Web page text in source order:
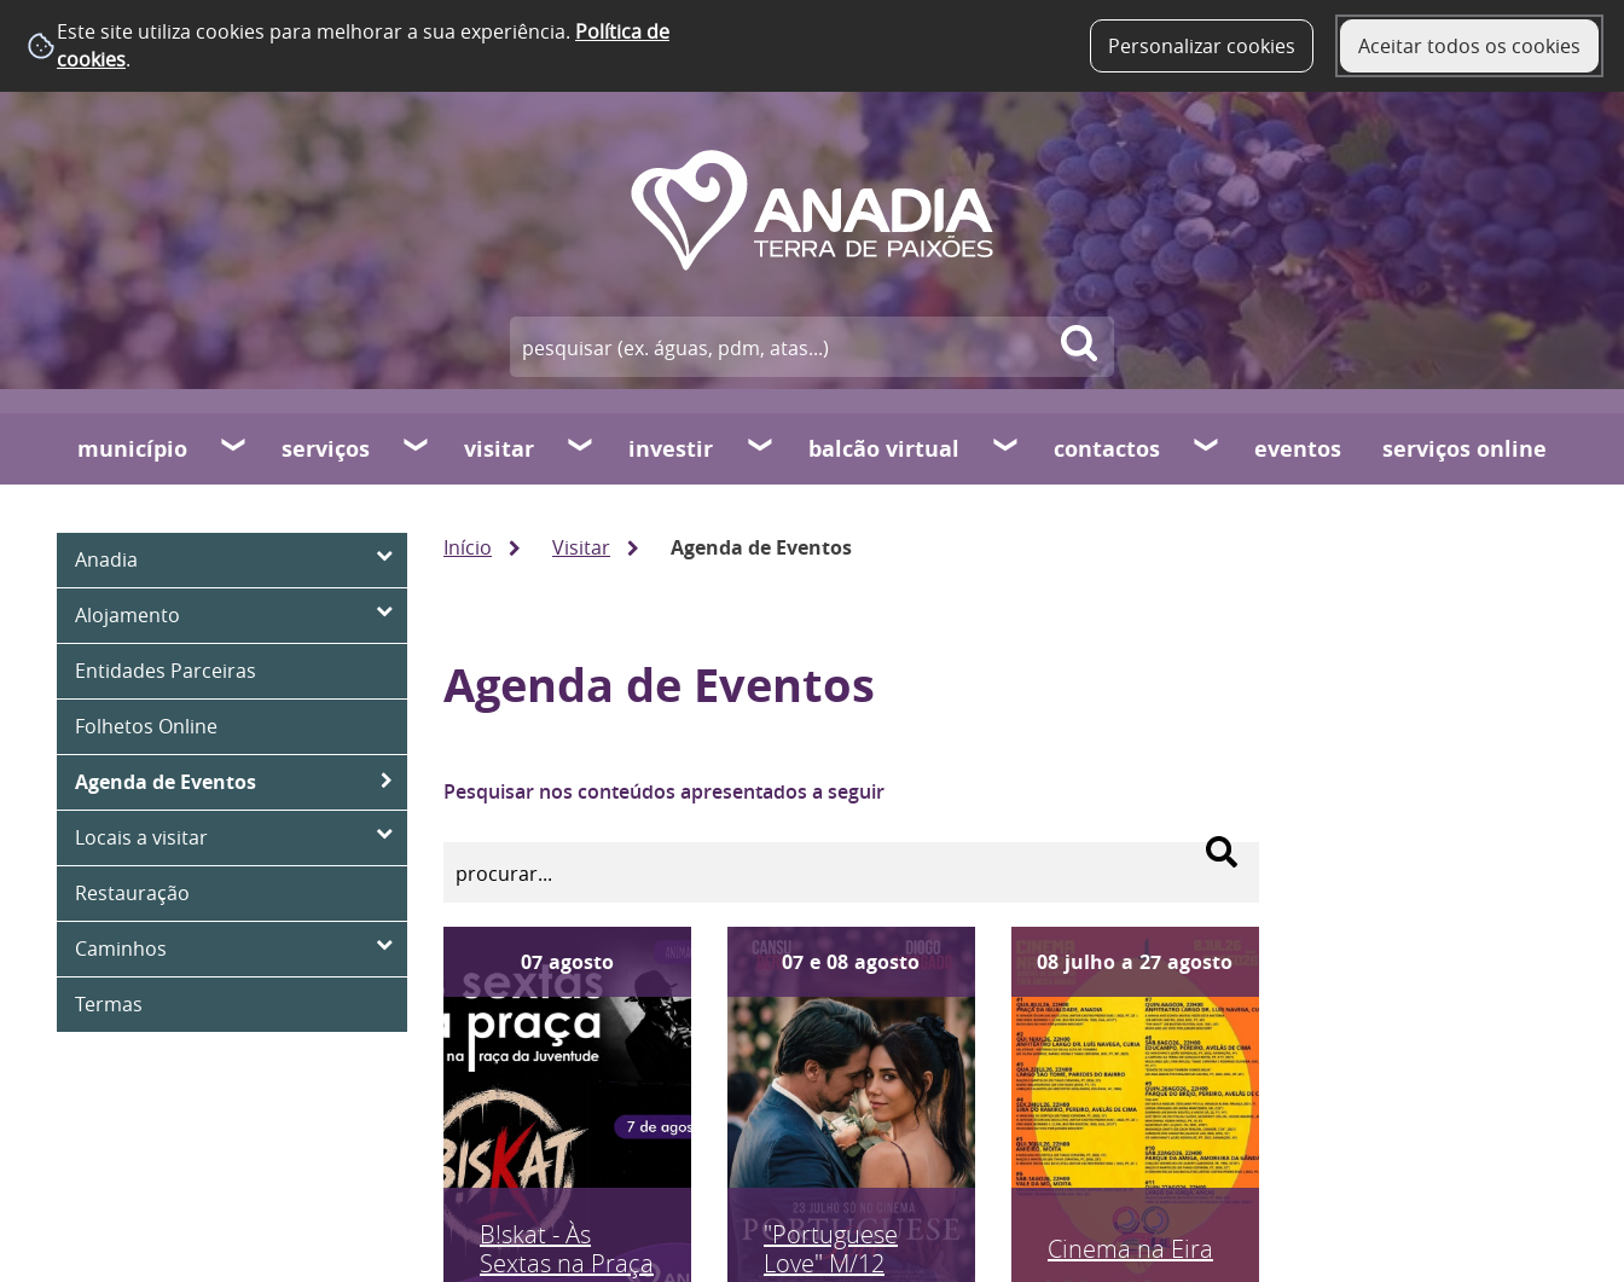
Este site utiliza cookies para melhorar a sua experiência. Política de
cookies. Personalizar cookies Aceitar todos os cookies
município serviços visitar investir balcão virtual contactos eventos serviços online
Anadia
Alojamento
Entidades Parceiras
Folhetos Online
Agenda de Eventos
Locais a visitar
Restauração
Caminhos
Termas
Início Visitar Agenda de Eventos
Agenda de Eventos
Pesquisar nos conteúdos apresentados a seguir
07 agosto
B!skat - Às
Sextas na Praça
07 e 08 agosto
"Portuguese
Love" M/12
08 julho a 27 agosto
Cinema na Eira